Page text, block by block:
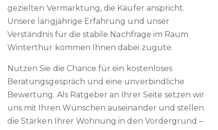
gezielten Vermarktung, die Käufer anspricht.
Unsere langjährige Erfahrung und unser
Verständnis für die stabile Nachfrage im Raum
Winterthur kommen Ihnen dabei zugute.
Nutzen Sie die Chance für ein kostenloses
Beratungsgespräch und eine unverbindliche
Bewertung. Als Ratgeber an Ihrer Seite setzen wir
uns mit Ihren Wünschen auseinander und stellen
die Stärken Ihrer Wohnung in den Vordergrund –